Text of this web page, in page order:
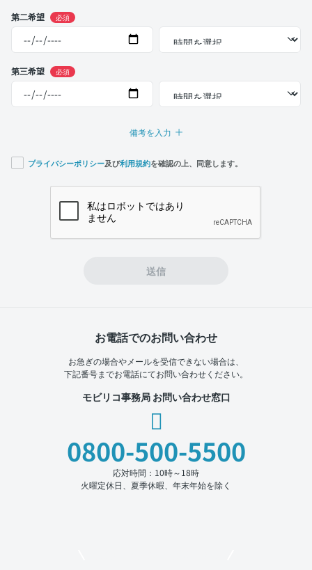
第二希望 必須
第三希望 必須
備考を入力
プライバシーポリシー及び利用規約を確認の上、同意します。
送信
お電話でのお問い合わせ
お急ぎの場合やメールを受信できない場合は、
下記番号までお電話にてお問い合わせください。
モビリコ事務局 お問い合わせ窓口
0800-500-5500
応対時間：10時～18時
火曜定休日、夏季休暇、年末年始を除く